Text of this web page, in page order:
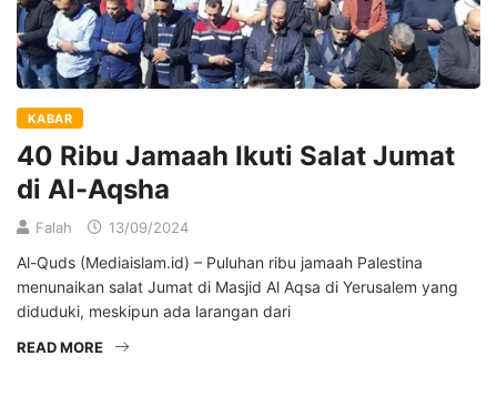
KABAR
40 Ribu Jamaah Ikuti Salat Jumat
di Al-Aqsha
Falah 13/09/2024
Al-Quds (Mediaislam.id) – Puluhan ribu jamaah Palestina
menunaikan salat Jumat di Masjid Al Aqsa di Yerusalem yang
diduduki, meskipun ada larangan dari
READ MORE